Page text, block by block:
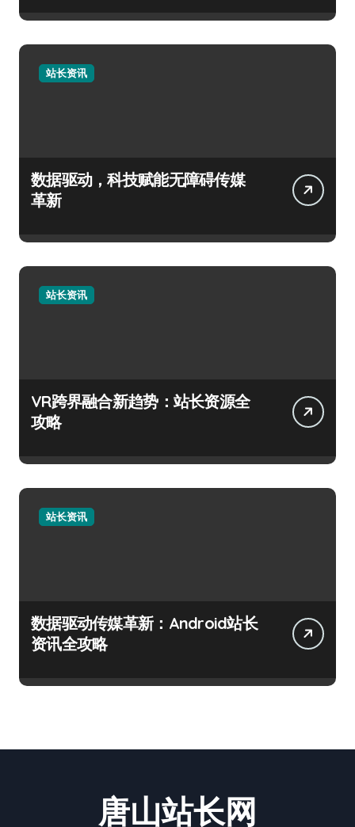
站长资讯
数据驱动，科技赋能无障碍传媒
革新
站长资讯
VR跨界融合新趋势：站长资源全
攻略
站长资讯
数据驱动传媒革新：Android站长
资讯全攻略
唐山站长网